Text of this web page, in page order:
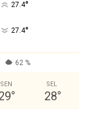
27.4°
27.4°
62 %
SEN
°
SEL
28°